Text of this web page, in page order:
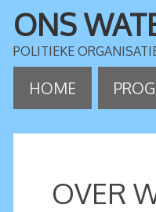
ONS
POLITIEKE
HOME
OVER